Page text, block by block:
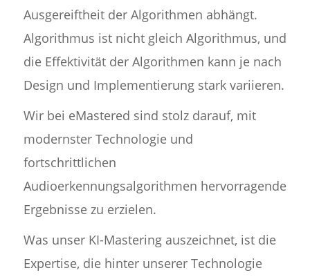
Ausgereiftheit der Algorithmen abhängt.
Algorithmus ist nicht gleich Algorithmus, und
die Effektivität der Algorithmen kann je nach
Design und Implementierung stark variieren.
Wir bei eMastered sind stolz darauf, mit
modernster Technologie und
fortschrittlichen
Audioerkennungsalgorithmen hervorragende
Ergebnisse zu erzielen.
Was unser KI-Mastering auszeichnet, ist die
Expertise, die hinter unserer Technologie